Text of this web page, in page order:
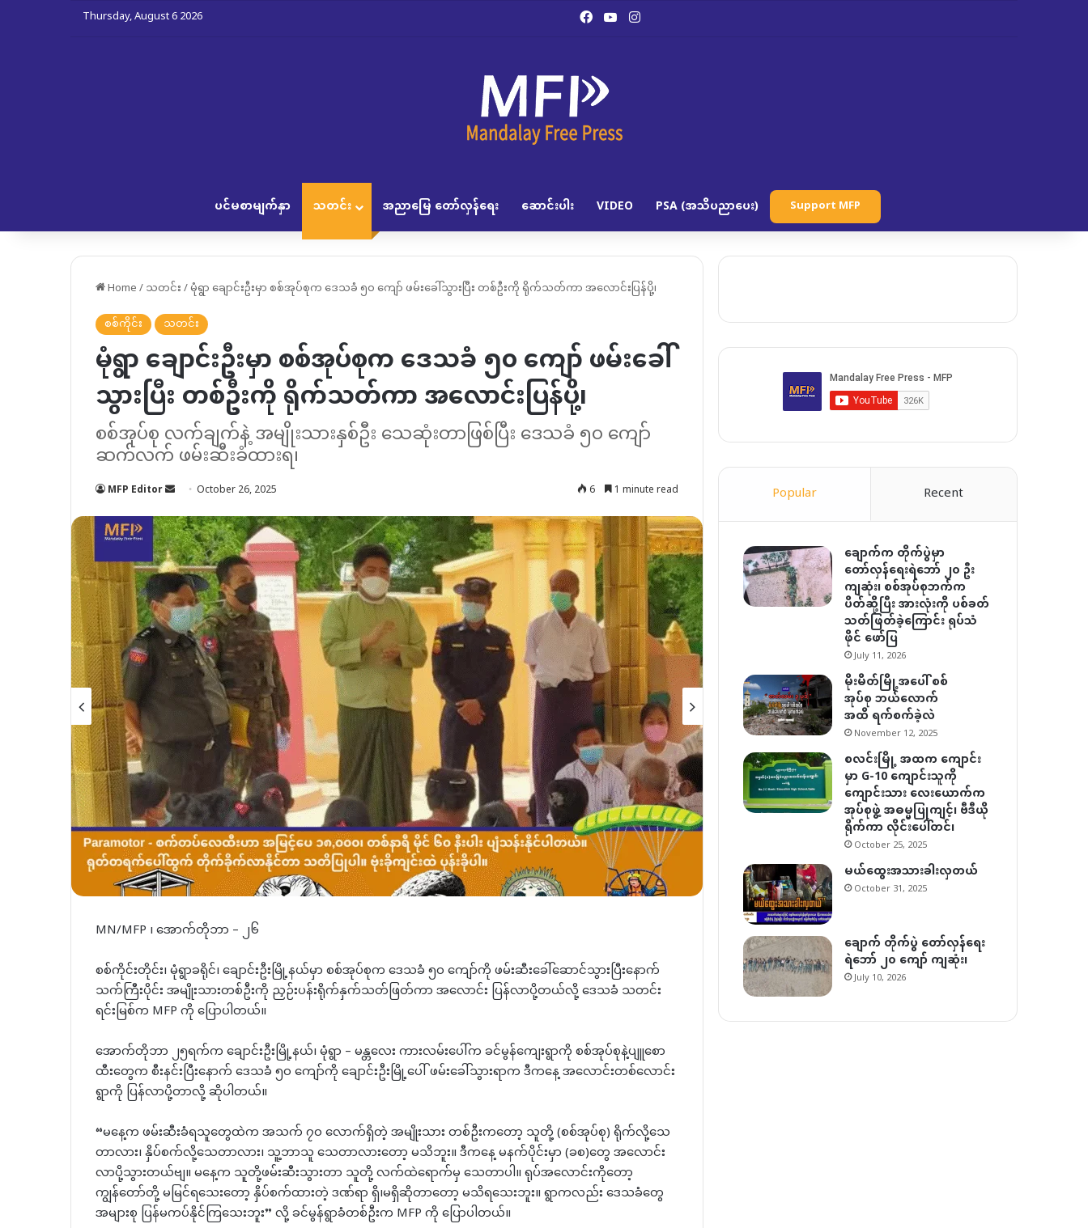
Thursday, August 6 2026 Facebook
YouTubeInstagram
ပင်မစာမျက်နှာ သတင်း အညာမြေ တော်လှန်ရေး ဆောင်းပါး VIDEO PSA (အသိပညာပေး) Support MFP
Home/သတင်း/မုံရွာ ချောင်းဦးမှာ စစ်အုပ်စုက ဒေသခံ ၅၀ ကျော် ဖမ်းခေါ်သွားပြီး တစ်ဦးကို ရိုက်သတ်ကာ အလောင်းပြန်ပို့၊
စစ်ကိုင်း
သတင်း
မုံရွာ ချောင်းဦးမှာ စစ်အုပ်စုက ဒေသခံ ၅၀ ကျော် ဖမ်းခေါ်
သွားပြီး တစ်ဦးကို ရိုက်သတ်ကာ အလောင်းပြန်ပို့၊
စစ်အုပ်စု လက်ချက်နဲ့ အမျိုးသားနှစ်ဦး သေဆုံးတာဖြစ်ပြီး ဒေသခံ ၅၀ ကျော်
ဆက်လက် ဖမ်းဆီးခံထားရ၊
MFP Editor Send
email
October 26, 2025 6 1 minute read
MN/MFP ၊ အောက်တိုဘာ – ၂၆
စစ်ကိုင်းတိုင်း၊ မုံရွာခရိုင်၊ ချောင်းဦးမြို့နယ်မှာ စစ်အုပ်စုက ဒေသခံ ၅၀ ကျော်ကို ဖမ်းဆီးခေါ်ဆောင်သွားပြီးနောက်
သက်ကြီးပိုင်း အမျိုးသားတစ်ဦးကို ညှဉ်းပန်းရိုက်နှက်သတ်ဖြတ်ကာ အလောင်း ပြန်လာပို့တယ်လို့ ဒေသခံ သတင်း
ရင်းမြစ်က MFP ကို ပြောပါတယ်။
အောက်တိုဘာ ၂၅ရက်က ချောင်းဦးမြို့နယ်၊ မုံရွာ – မန္တလေး ကားလမ်းပေါ်က ခင်မွန်ကျေးရွာကို စစ်အုပ်စုနဲ့ပျူစော
ထီးတွေက စီးနင်းပြီးနောက် ဒေသခံ ၅၀ ကျော်ကို ချောင်းဦးမြို့ပေါ် ဖမ်းခေါ်သွားရာက ဒီကနေ့ အလောင်းတစ်လောင်း
ရွာကို ပြန်လာပို့တာလို့ ဆိုပါတယ်။
“မနေ့က ဖမ်းဆီးခံရသူတွေထဲက အသက် ၇၀ လောက်ရှိတဲ့ အမျိုးသား တစ်ဦးကတော့ သူတို့ (စစ်အုပ်စု) ရိုက်လို့သေ
တာလား၊ နှိပ်စက်လို့သေတာလား၊ သူ့ဘာသူ သေတာလားတော့ မသိဘူး။ ဒီကနေ့ မနက်ပိုင်းမှာ (ခစ)တွေ အလောင်း
လာပို့သွားတယ်ဗျ။ မနေ့က သူတို့ဖမ်းဆီးသွားတာ သူတို့ လက်ထဲရောက်မှ သေတာပါ။ ရုပ်အလောင်းကိုတော့
ကျွန်တော်တို့ မမြင်ရသေးတော့ နှိပ်စက်ထားတဲ့ ဒဏ်ရာ ရှိ၊မရှိဆိုတာတော့ မသိရသေးဘူး။ ရွာကလည်း ဒေသခံတွေ
အများစု ပြန်မကပ်နိုင်ကြသေးဘူး” လို့ ခင်မွန်ရွာခံတစ်ဦးက MFP ကို ပြောပါတယ်။
Popular Recent
ချောက်က တိုက်ပွဲမှာ
တော်လှန်ရေးရဲဘော် ၂၀ ဦး
ကျဆုံး၊ စစ်အုပ်စုဘက်က
ပိတ်ဆို့ပြီး အားလုံးကို ပစ်ခတ်
သတ်ဖြတ်ခဲ့ကြောင်း ရုပ်သံ
ဖိုင် ဖော်ပြ
July 11, 2026
မိုးမိတ်မြို့အပေါ် စစ်
အုပ်စု ဘယ်လောက်
အထိ ရက်စက်ခဲ့လဲ
November 12, 2025
စလင်းမြို့ အထက ကျောင်း
မှာ G-10 ကျောင်းသူကို
ကျောင်းသား လေးယောက်က
အုပ်စုဖွဲ့ အဓမ္မပြုကျင့်၊ ဗီဒီယို
ရိုက်ကာ လိုင်းပေါ်တင်၊
October 25, 2025
မယ်ထွေးအသားခါးလှတယ်
October 31, 2025
ချောက် တိုက်ပွဲ တော်လှန်ရေး
ရဲဘော် ၂၀ ကျော် ကျဆုံး၊
July 10, 2026